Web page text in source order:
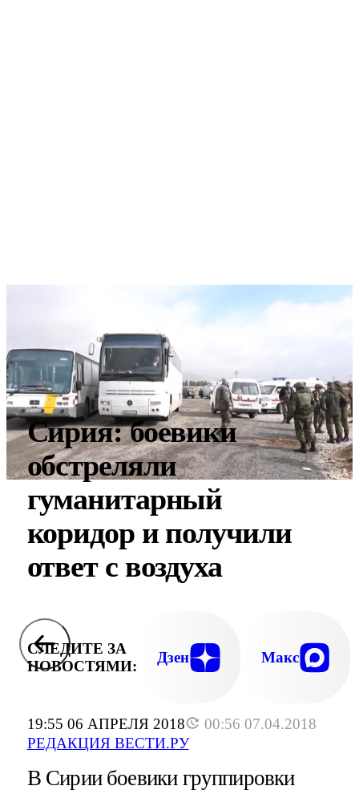
19:55 06 АПРЕЛЯ 2018
00:56 07.04.2018
РЕДАКЦИЯ ВЕСТИ.РУ
Сирия: боевики
обстреляли
гуманитарный
коридор и получили
ответ с воздуха
СЛЕДИТЕ ЗА
НОВОСТЯМИ:
Дзен Макс
В Сирии боевики группировки